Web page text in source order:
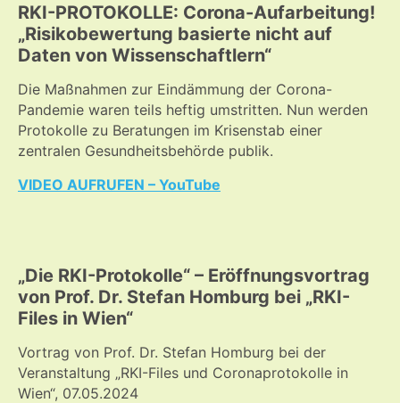
RKI-PROTOKOLLE: Corona-Aufarbeitung!
„Risikobewertung basierte nicht auf
Daten von Wissenschaftlern“
Die Maßnahmen zur Eindämmung der Corona-
Pandemie waren teils heftig umstritten. Nun werden
Protokolle zu Beratungen im Krisenstab einer
zentralen Gesundheitsbehörde publik.
VIDEO AUFRUFEN – YouTube
„Die RKI-Protokolle“ – Eröffnungsvortrag
von Prof. Dr. Stefan Homburg bei „RKI-
Files in Wien“
Vortrag von Prof. Dr. Stefan Homburg bei der
Veranstaltung „RKI-Files und Coronaprotokolle in
Wien“, 07.05.2024